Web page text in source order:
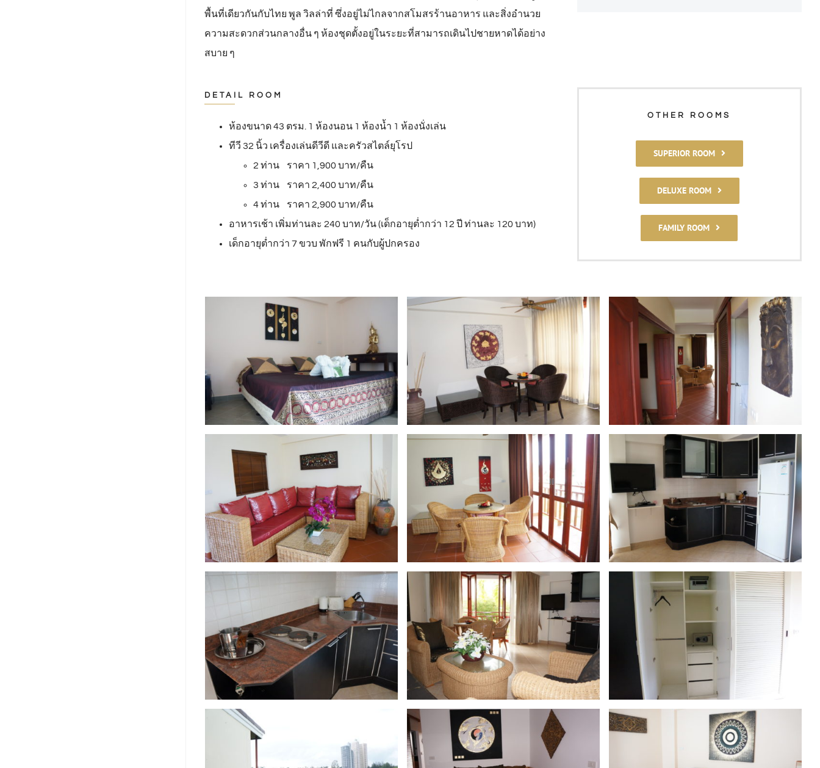
พื้นที่เดียวกันกับไทย พูล วิลล่าที่ ซึ่งอยู่ไม่ไกลจากสโมสรร้านอาหาร และสิ่งอำนวย
ความสะดวกส่วนกลางอื่น ๆ ห้องชุดตั้งอยู่ในระยะที่สามารถเดินไปชายหาดได้อย่าง
สบาย ๆ
DETAIL ROOM
ห้องขนาด 43 ตรม. 1 ห้องนอน 1 ห้องน้ำ 1 ห้องนั่งเล่น
ทีวี 32 นิ้ว เครื่องเล่นดีวีดี และครัวสไตล์ยุโรป
2 ท่าน ราคา 1,900 บาท/คืน
3 ท่าน ราคา 2,400 บาท/คืน
4 ท่าน ราคา 2,900 บาท/คืน
อาหารเช้า เพิ่มท่านละ 240 บาท/วัน (เด็กอายุต่ำกว่า 12 ปี ท่านละ 120 บาท)
เด็กอายุต่ำกว่า 7 ขวบ พักฟรี 1 คนกับผู้ปกครอง
OTHER ROOMS
SUPERIOR ROOM
DELUXE ROOM
FAMILY ROOM